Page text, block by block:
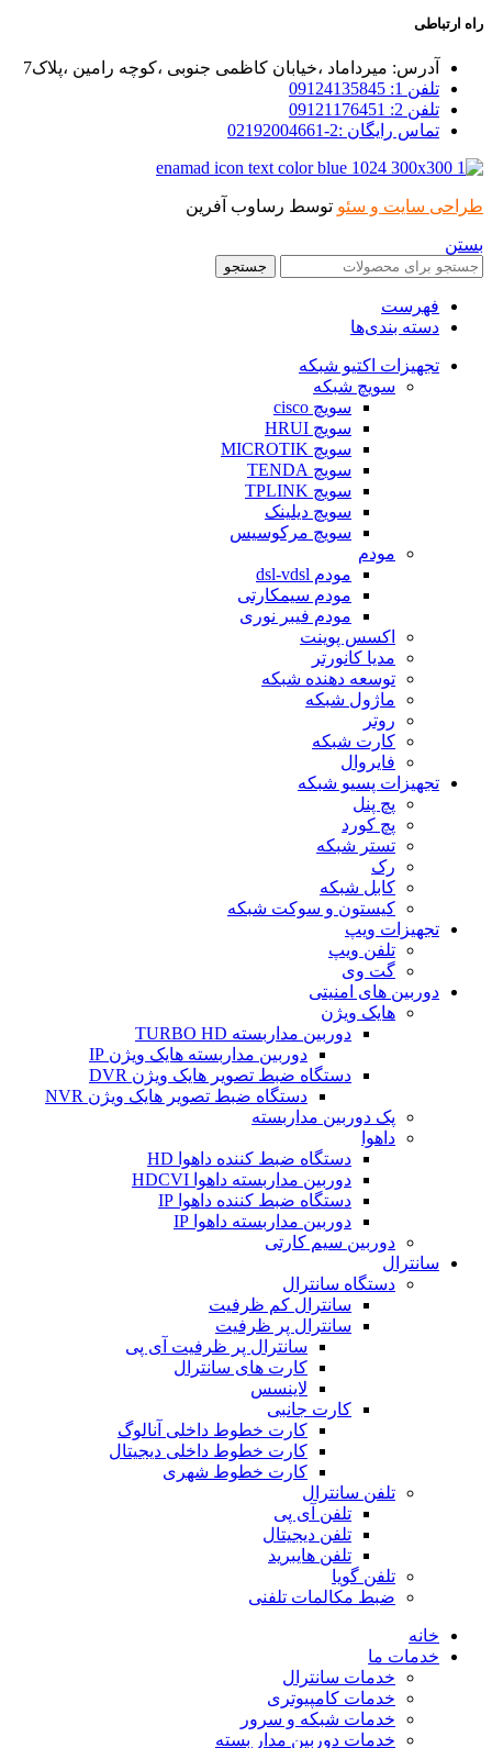
راه ارتباطی
آدرس: میرداماد ،خیابان کاظمی جنوبی ،کوچه رامین ،پلاک7
تلفن 1: 09124135845
تلفن 2: 09121176451
تماس رایگان :2-02192004661
طراحی سایت و سئو توسط رساوب آفرین
بستن
جستجو
فهرست
دسته بندی‌ها
تجهیزات اکتیو شبکه
سویچ شبکه
سویچ cisco
سویچ HRUI
سویچ MICROTIK
سویچ TENDA
سویچ TPLINK
سویچ دیلینک
سویچ مرکوسیس
مودم
مودم dsl-vdsl
مودم سیمکارتی
مودم فیبر نوری
اکسس پوینت
مدیا کانورتر
توسعه دهنده شبکه
ماژول شبکه
روتر
کارت شبکه
فایروال
تجهیزات پسیو شبکه
پچ پنل
پچ کورد
تستر شبکه
رک
کابل شبکه
کیستون و سوکت شبکه
تجهیزات ویپ
تلفن ویپ
گت وی
دوربین های امنیتی
هایک ویژن
دوربین مداربسته TURBO HD
دوربین مداربسته هایک ویژن IP
دستگاه ضبط تصویر هایک ویژن DVR
دستگاه ضبط تصویر هایک ویژن NVR
پک دوربین مداربسته
داهوا
دستگاه ضبط کننده داهوا HD
دوربین مداربسته داهوا HDCVI
دستگاه ضبط کننده داهوا IP
دوربین مداربسته داهوا IP
دوربین سیم کارتی
سانترال
دستگاه سانترال
سانترال کم ظرفیت
سانترال پر ظرفیت
سانترال پر ظرفیت آی پی
کارت های سانترال
لاینسس
کارت جانبی
کارت خطوط داخلی آنالوگ
کارت خطوط داخلی دیجیتال
کارت خطوط شهری
تلفن سانترال
تلفن آی پی
تلفن دیجیتال
تلفن هایبرید
تلفن گویا
ضبط مکالمات تلفنی
خانه
خدمات ما
خدمات سانترال
خدمات کامپیوتری
خدمات شبکه و سرور
خدمات دوربین مدار بسته